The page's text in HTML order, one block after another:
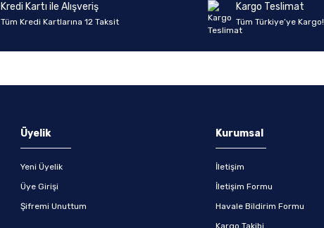
Kredi Kartı ile Alışveriş
Tüm Kredi Kartlarına 12 Taksit
Kargo Teslimat
Tüm Türkiye’ye Kargo!
Üyelik
Yeni Üyelik
Üye Girişi
Şifremi Unuttum
Kurumsal
İletişim
İletişim Formu
Havale Bildirim Formu
Kargo Takibi